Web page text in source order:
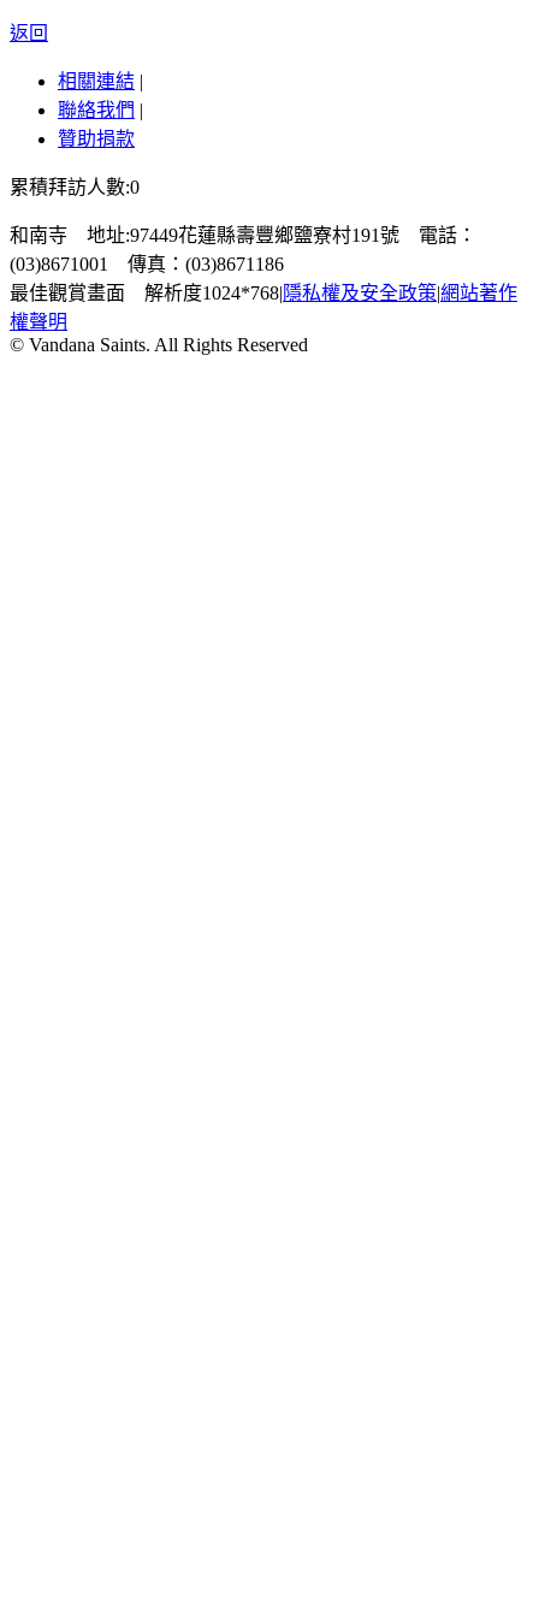
返回
相關連結 |
聯絡我們 |
贊助捐款
累積拜訪人數:0
和南寺 地址:97449花蓮縣壽豐鄉鹽寮村191號 電話：
(03)8671001 傳真：(03)8671186
最佳觀賞畫面 解析度1024*768|隱私權及安全政策|網站著作
權聲明
© Vandana Saints. All Rights Reserved